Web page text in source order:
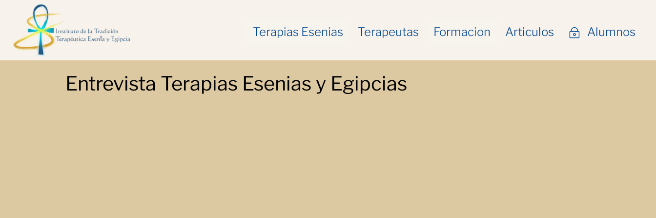
Terapias Esenias Terapeutas Formacion Articulos ~ Alumnos
Entrevista Terapias Esenias y Egipcias